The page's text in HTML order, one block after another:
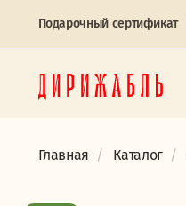
Подарочный сертификат
Главная Каталог